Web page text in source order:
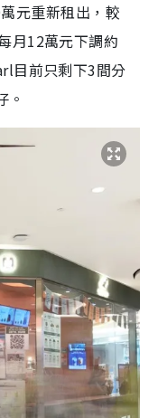
元重新租出，較
月12萬元下調約
目前只剩下3間分
。